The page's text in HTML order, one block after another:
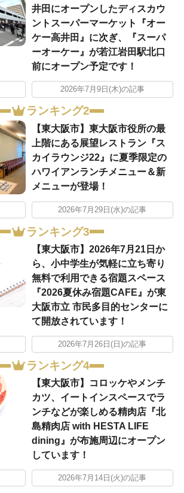
井田にオープンしたディスカウ
ントスーパーマーケット『オー
ケー高井田』に次ぎ、『スーパ
ーオーケー』が若江岩田駅北口
前にオープン予定です！
2026年7月9日(木)の記事
ランキング2
【東大阪市】東大阪市役所の最
上階にある展望レストラン『ス
カイラウンジ22』に夏季限定の
ハワイアンランチメニュー＆新
メニューが登場！
2026年7月29日(水)の記事
ランキング3
【東大阪市】2026年7月21日か
ら、小中学生が気軽に立ち寄り
無料で利用できる宿題スペース
『2026夏休み宿題CAFE』が東
大阪市立 市民多目的センターに
て開放されています！
2026年7月26日(日)の記事
ランキング4
【東大阪市】コロッケやメンチ
カツ、イートインスペースでラ
ンチなどが楽しめる精肉店『北
島精肉店 with HESTA LIFE
dining』が布施周辺にオープン
しています！
2026年7月14日(火)の記事